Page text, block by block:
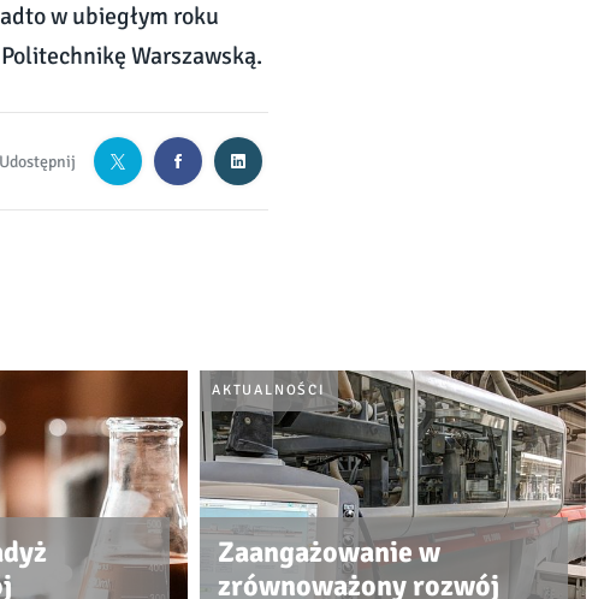
w ubiegłym roku
Warszawską.
Udostępnij
AKTUALNOŚCI
Zaangażowanie w
zrównoważony rozwój